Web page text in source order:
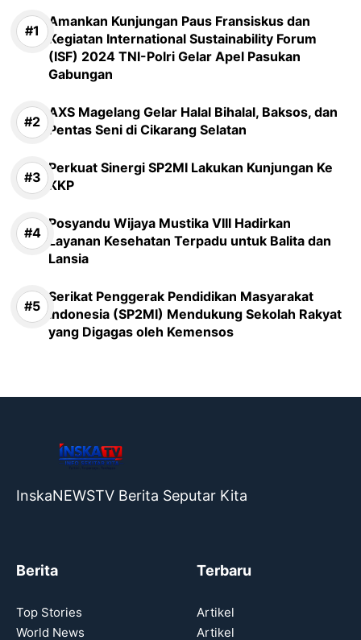
Amankan Kunjungan Paus Fransiskus dan
Kegiatan International Sustainability Forum
(ISF) 2024 TNI-Polri Gelar Apel Pasukan
Gabungan
AXS Magelang Gelar Halal Bihalal, Baksos, dan
Pentas Seni di Cikarang Selatan
Perkuat Sinergi SP2MI Lakukan Kunjungan Ke
KKP
Posyandu Wijaya Mustika VIII Hadirkan
Layanan Kesehatan Terpadu untuk Balita dan
Lansia
Serikat Penggerak Pendidikan Masyarakat
Indonesia (SP2MI) Mendukung Sekolah Rakyat
yang Digagas oleh Kemensos
InskaNEWSTV Berita Seputar Kita
Berita
Top Stories
World News
Terbaru
Artikel
Artikel